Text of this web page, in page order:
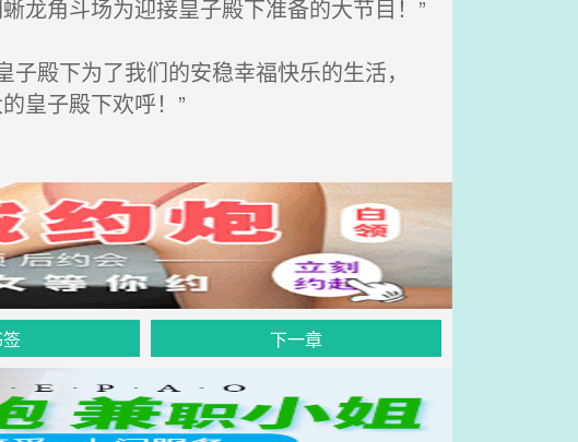
龙角斗场为迎接皇子殿下准备的大节目！”
殿下为了我们的安稳幸福快乐的生活，
皇子殿下欢呼！”
下一章